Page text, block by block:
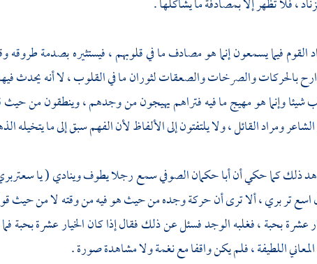
، فلا تظهر إلا بمصادفة ما يشاكلها .
القوم فيما يسمعون إنما هو مصادف ما في قلوبهم ، فيستثيره بصدمة
بالحركات والصرخات والصعقات لثوران ما في القلوب ، لا أنه يحدث
شيئا وإنما هو مهيج ما فيه فتراهم يهيجون من وجدهم ، وينطقون
ومراد القائل ، ولا يلتفتون إلى الألفاظ لأن الفهم سبق إلى ما يتخيله
ذلك كما حكي أنأبا حكمان الصوفيسمع رجلا يطوف وينادي ( يا
اسع تر بري ، ألا ترى أن حركة وجده من حيث هو فيه من وقته لا من حيث
عشرة بحبة ، فغلبه الوجد فسئل عن ذلك فقال إذا كان الخيار عشرة بحبة
اللطيفة ، فلم يكن واقفا مع نغمة ولا مشاهدة صورة .